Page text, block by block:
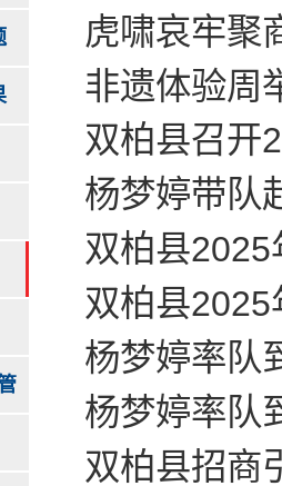
虎啸哀牢聚
非遗体验周
双柏县召开
杨梦婷带队
双柏县2025
双柏县2025
杨梦婷率队
杨梦婷率队
双柏县招商